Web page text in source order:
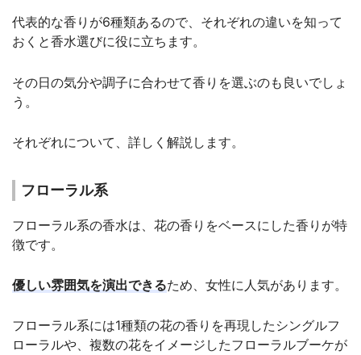
代表的な香りが6種類あるので、それぞれの違いを知って
おくと香水選びに役に立ちます。
その日の気分や調子に合わせて香りを選ぶのも良いでしょ
う。
それぞれについて、詳しく解説します。
フローラル系
フローラル系の香水は、花の香りをベースにした香りが特
徴です。
優しい雰囲気を演出できるため、女性に人気があります。
フローラル系には1種類の花の香りを再現したシングルフ
ローラルや、複数の花をイメージしたフローラルブーケが